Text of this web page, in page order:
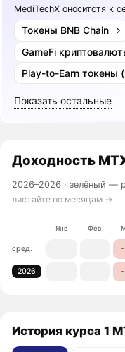
MediTechX оноситстя к
Токены BNB Chain
GameFi
Play-to-Earn токены
Показать остальные
Доходность
2026–2026 ·зелёный —
листайте по месяцам →
Янв Фев
сред.
2026
История курса 1